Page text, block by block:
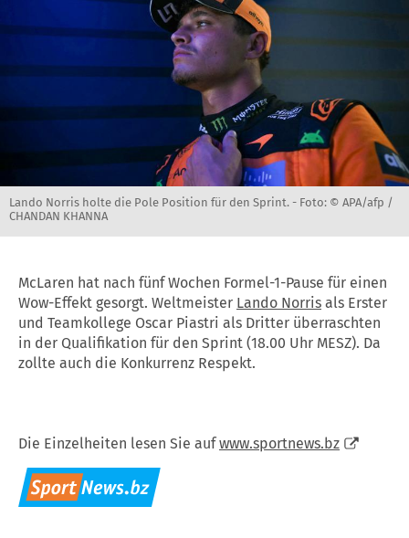
Lando Norris holte die Pole Position für den Sprint. - Foto: © APA/afp /
CHANDAN KHANNA
McLaren hat nach fünf Wochen Formel-1-Pause für einen
Wow-Effekt gesorgt. Weltmeister Lando Norris als Erster
und Teamkollege Oscar Piastri als Dritter überraschten
in der Qualifikation für den Sprint (18.00 Uhr MESZ). Da
zollte auch die Konkurrenz Respekt.
Die Einzelheiten lesen Sie aufwww.sportnews.bz